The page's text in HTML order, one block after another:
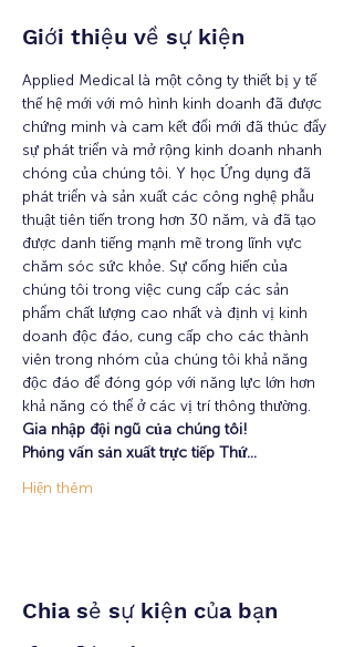
Giới thiệu về sự kiện
Applied Medical là một công ty thiết bị y tế
thế hệ mới với mô hình kinh doanh đã được
chứng minh và cam kết đổi mới đã thúc đẩy
sự phát triển và mở rộng kinh doanh nhanh
chóng của chúng tôi. Y học Ứng dụng đã
phát triển và sản xuất các công nghệ phẫu
thuật tiên tiến trong hơn 30 năm, và đã tạo
được danh tiếng mạnh mẽ trong lĩnh vực
chăm sóc sức khỏe. Sự cống hiến của
chúng tôi trong việc cung cấp các sản
phẩm chất lượng cao nhất và định vị kinh
doanh độc đáo, cung cấp cho các thành
viên trong nhóm của chúng tôi khả năng
độc đáo để đóng góp với năng lực lớn hơn
khả năng có thể ở các vị trí thông thường.
Gia nhập đội ngũ của chúng tôi!
Phỏng vấn sản xuất trực tiếp Thứ…
Hiện thêm
Chia sẻ sự kiện của bạn